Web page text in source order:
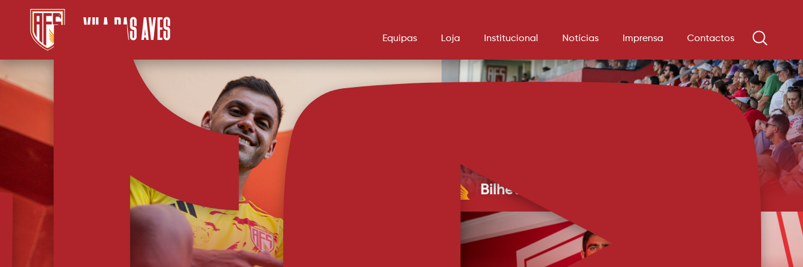
VILA DAS AVES Equipas Loja Institucional Notícias Imprensa Contactos
Bilhetes à venda para o Sporting B
Preços entre 8 e 15 euros. Lugares anuais ainda podem ser adquiridos e/ou
renovados. Os bilhetes para a estreia do AFS na Liga Portugal Meu Super -
contra o Sporting CP B - estarão à disposição na Loja AFS a partir de hoje. Os
ingressos custam 8 e 15 euros, de acordo com a localização, di